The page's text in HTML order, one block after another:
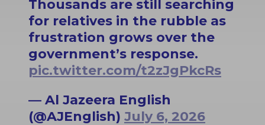
Thousands are still searching
for relatives in the rubble as
frustration grows over the
government’s response.
pic.twitter.com/t2zJgPkcRs
— Al Jazeera English
(@AJEnglish) July 6, 2026